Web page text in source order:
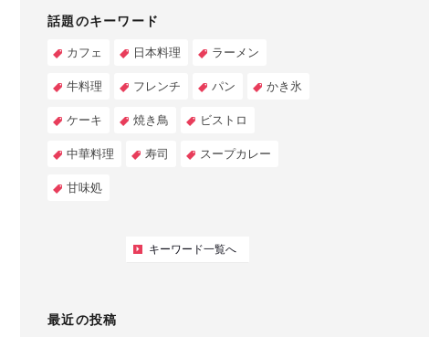
話題のキーワード
カフェ 日本料理 ラーメン
牛料理 フレンチ パン かき氷
ケーキ 焼き鳥 ビストロ
中華料理 寿司 スープカレー
甘味処
キーワード一覧へ
最近の投稿